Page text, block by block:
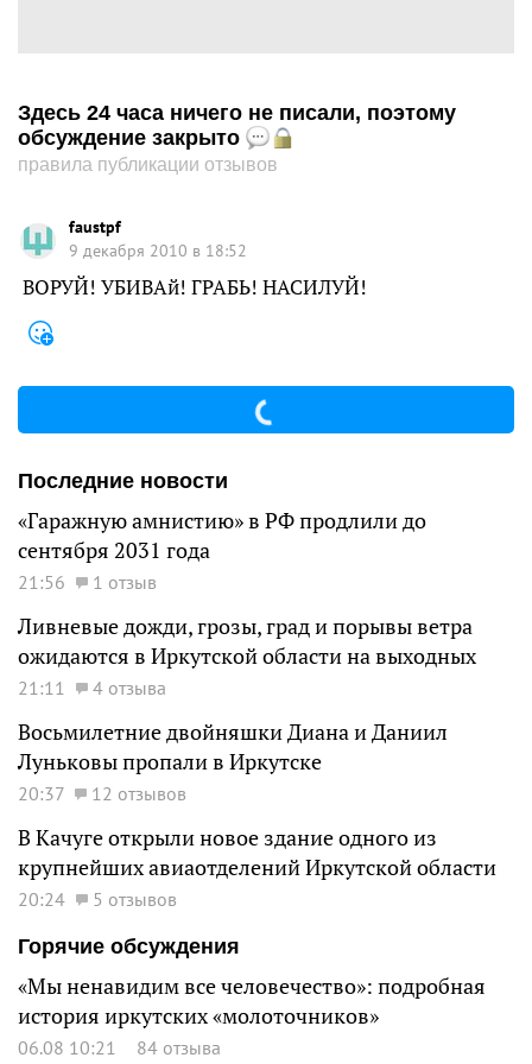
Здесь 24 часа ничего не писали, поэтому
обсуждение закрыто
правила публикации отзывов
faustpf
9 декабря 2010 в 18:52
ВОРУЙ! УБИВАй! ГРАБЬ! НАСИЛУЙ!
Последние новости
«Гаражную амнистию» в РФ продлили до
сентября 2031 года
21:56 1 отзыв
Ливневые дожди, грозы, град и порывы ветра
ожидаются в Иркутской области на выходных
21:11 4 отзыва
Восьмилетние двойняшки Диана и Даниил
Луньковы пропали в Иркутске
20:37 12 отзывов
В Качуге открыли новое здание одного из
крупнейших авиаотделений Иркутской области
20:24
5 отзывов
Горячие обсуждения
«Мы ненавидим все человечество»: подробная
история иркутских «молоточников»
06.08 10:21 84 отзыва